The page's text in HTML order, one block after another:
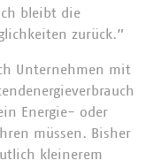
bleibt die
zurück.”
Unternehmen mit
Energie- oder
müssen. Bisher
kleinerem